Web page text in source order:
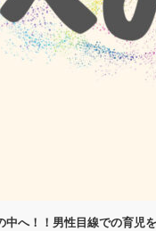
へ！！男性目線での育児